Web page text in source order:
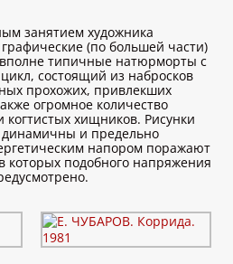
занятием художника
(по большей части)
типичные натюрморты с
состоящий из набросков
прохожих, привлекших
огромное количество
хищников. Рисунки
динамичны и предельно
напором поражают
которых подобного напряжения